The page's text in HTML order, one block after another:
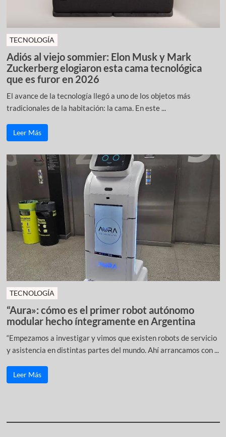
TECNOLOGÍA
Adiós al viejo sommier: Elon Musk y Mark
Zuckerberg elogiaron esta cama tecnológica
que es furor en 2026
El avance de la tecnología llegó a uno de los objetos más
tradicionales de la habitación: la cama. En este ...
Leer Más
TECNOLOGÍA
“Aura»: cómo es el primer robot autónomo
modular hecho íntegramente en Argentina
“Empezamos a investigar y vimos que existen robots de servicio
y asistencia en distintas partes del mundo. Ahí arrancamos con ...
Leer Más